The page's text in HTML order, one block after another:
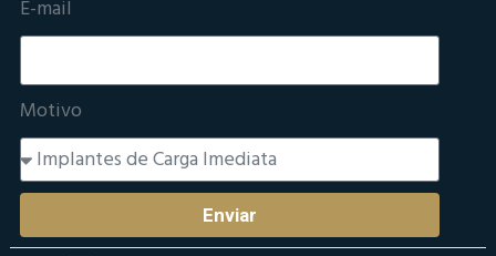
E-mail
Motivo
Enviar